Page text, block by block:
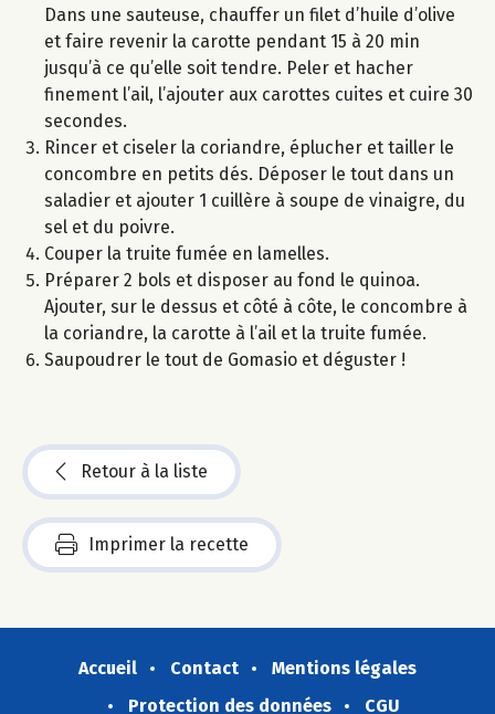
Dans une sauteuse, chauffer un filet d’huile d’olive
et faire revenir la carotte pendant 15 à 20 min
jusqu’à ce qu’elle soit tendre. Peler et hacher
finement l’ail, l’ajouter aux carottes cuites et cuire 30
secondes.
Rincer et ciseler la coriandre, éplucher et tailler le
concombre en petits dés. Déposer le tout dans un
saladier et ajouter 1 cuillère à soupe de vinaigre, du
sel et du poivre.
Couper la truite fumée en lamelles.
Préparer 2 bols et disposer au fond le quinoa.
Ajouter, sur le dessus et côté à côte, le concombre à
la coriandre, la carotte à l’ail et la truite fumée.
Saupoudrer le tout de Gomasio et déguster !
Retour à la liste
Imprimer la recette
Accueil Contact
Mentions légales
Protection des données
CGU